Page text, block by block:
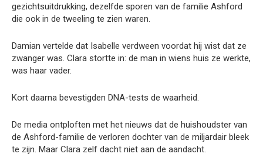
gezichtsuitdrukking, dezelfde sporen van de familie Ashford
die ook in de tweeling te zien waren.
Damian vertelde dat Isabelle verdween voordat hij wist dat ze
zwanger was. Clara stortte in: de man in wiens huis ze werkte,
was haar vader.
Kort daarna bevestigden DNA-tests de waarheid.
De media ontploften met het nieuws dat de huishoudster van
de Ashford-familie de verloren dochter van de miljardair bleek
te zijn. Maar Clara zelf dacht niet aan de aandacht.